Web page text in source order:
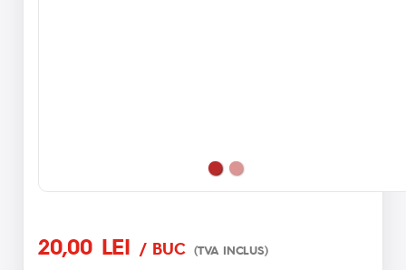
20,00 LEI / BUC (TVA INCLUS)